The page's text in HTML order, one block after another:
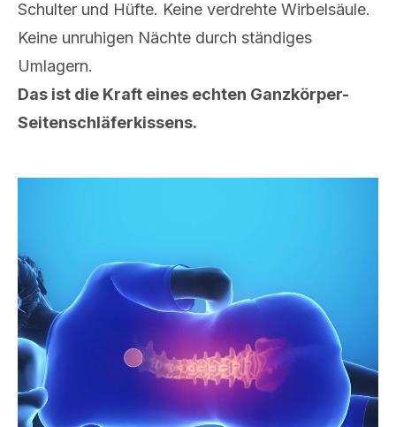
Schulter und Hüfte. Keine verdrehte Wirbelsäule.
Keine unruhigen Nächte durch ständiges
Umlagern.
Das ist die Kraft eines echten Ganzkörper-
Seitenschläferkissens.